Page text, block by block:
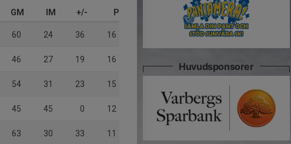
GM IM +/- P
60 24 36 16
46 27 19 16
54 31 23 15
45 45 0 12
63 30 33 11
Huvudsponsorer